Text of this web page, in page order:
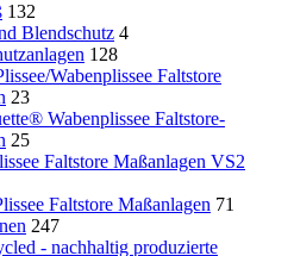
132
Blendschutz 4
128
Wabenplissee Faltstore
23
Wabenplissee Faltstore-
25
Faltstore Maßanlagen VS2
Faltstore Maßanlagen 71
247
- nachhaltig produzierte